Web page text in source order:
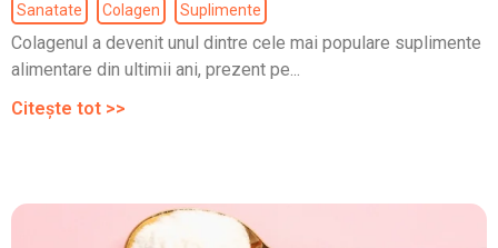
Sanatate Colagen Suplimente
Colagenul a devenit unul dintre cele mai populare suplimente
alimentare din ultimii ani, prezent pe...
Citește tot >>